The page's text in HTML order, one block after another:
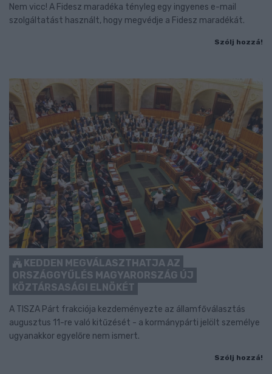
Nem vicc! A Fidesz maradéka tényleg egy ingyenes e-mail
szolgáltatást használt, hogy megvédje a Fidesz maradékát.
Szólj hozzá!
KEDDEN MEGVÁLASZTHATJA AZ
ORSZÁGGYŰLÉS MAGYARORSZÁG ÚJ
KÖZTÁRSASÁGI ELNÖKÉT
A TISZA Párt frakciója kezdeményezte az államfőválasztás
augusztus 11-re való kitűzését - a kormánypárti jelölt személye
ugyanakkor egyelőre nem ismert.
Szólj hozzá!